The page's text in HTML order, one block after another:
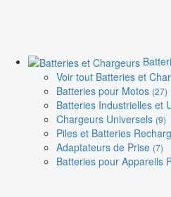
Voir tout Batteries et
Batteries pour Motos (27)
Batteries Industrielles et
Chargeurs Universels (9)
Piles et Batteries
Adaptateurs de Prise (7)
Batteries pour Appareils